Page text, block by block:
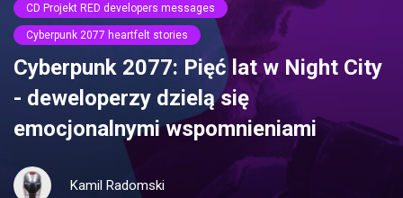
CD Projekt RED developers messages
Cyberpunk 2077 heartfelt stories
Cyberpunk 2077: Pięć lat w Night City
- deweloperzy dzielą się
emocjonalnymi wspomnieniami
Kamil Radomski